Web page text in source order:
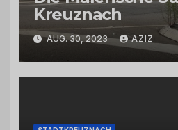
Kreuznach
AUG. 30, 2023 AZIZ